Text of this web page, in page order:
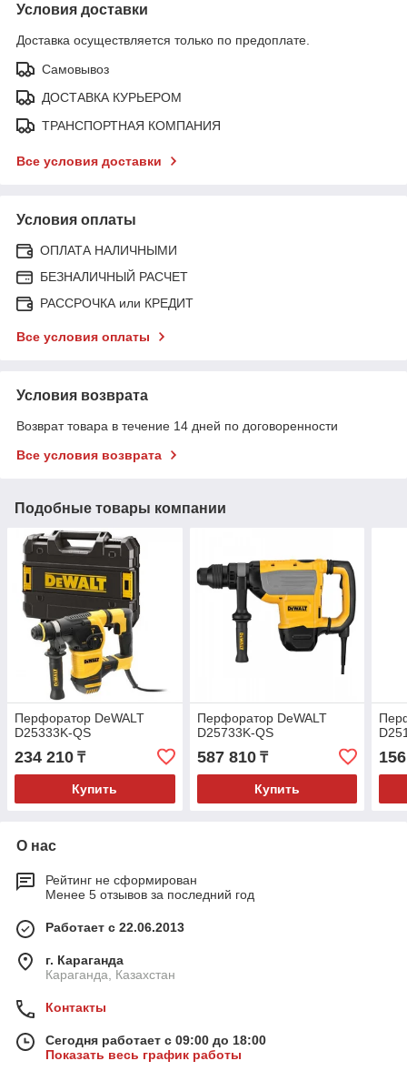
Условия доставки
Доставка осуществляется только по предоплате.
Самовывоз
ДОСТАВКА КУРЬЕРОМ
ТРАНСПОРТНАЯ КОМПАНИЯ
Все условия доставки
Условия оплаты
ОПЛАТА НАЛИЧНЫМИ
БЕЗНАЛИЧНЫЙ РАСЧЕТ
РАССРОЧКА или КРЕДИТ
Все условия оплаты
Условия возврата
Возврат товара в течение 14 дней по договоренности
Все условия возврата
Подобные товары компании
Перфоратор DeWALT
D25333K-QS
234 210 ₸
Купить
Перфоратор DeWALT
D25733K-QS
587 810₸
Купить
О нас
Рейтинг не сформирован
Менее 5 отзывов за последний год
Работает с 22.06.2013
г. Караганда
Караганда, Казахстан
Контакты
Сегодня работает с 09:00 до 18:00
Показать весь график работы